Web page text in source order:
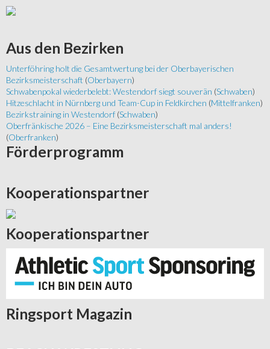
Aus den Bezirken
Unterföhring holt die Gesamtwertung bei der Oberbayerischen
Bezirksmeisterschaft (Oberbayern)
Schwabenpokal wiederbelebt: Westendorf siegt souverän (Schwaben)
Hitzeschlacht in Nürnberg und Team-Cup in Feldkirchen (Mittelfranken)
Bezirkstraining in Westendorf (Schwaben)
Oberfränkische 2026 – Eine Bezirksmeisterschaft mal anders!
(Oberfranken)
Förderprogramm
Kooperationspartner
Kooperationspartner
Ringsport Magazin